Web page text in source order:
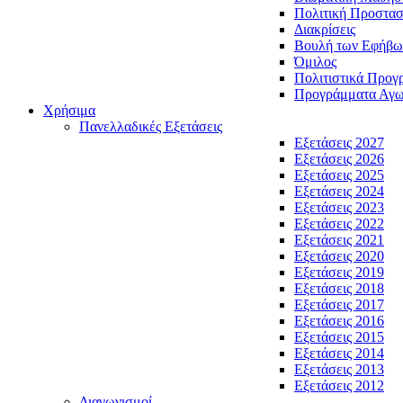
Πολιτική
Διακρίσεις
Βουλή των
Όμιλος
Πολιτιστικά
Προγράμματα
Χρήσιμα
Πανελλαδικές Εξετάσεις
Εξετάσεις 2027
Εξετάσεις 2026
Εξετάσεις 2025
Εξετάσεις 2024
Εξετάσεις 2023
Εξετάσεις 2022
Εξετάσεις 2021
Εξετάσεις 2020
Εξετάσεις 2019
Εξετάσεις 2018
Εξετάσεις 2017
Εξετάσεις 2016
Εξετάσεις 2015
Εξετάσεις 2014
Εξετάσεις 2013
Εξετάσεις 2012